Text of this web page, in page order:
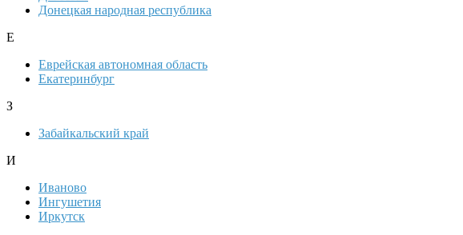
Донецкая народная республика
Е
Еврейская автономная область
Екатеринбург
З
Забайкальский край
И
Иваново
Ингушетия
Иркутск